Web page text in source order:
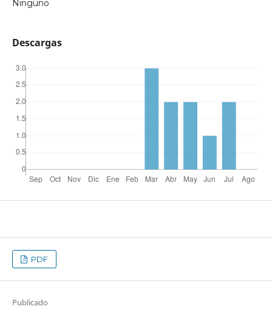
Ninguno
Descargas
PDF
Publicado